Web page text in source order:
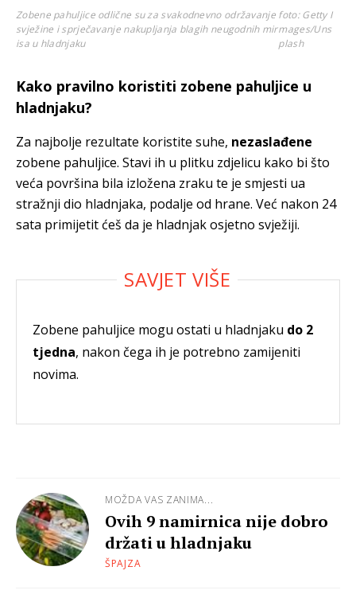
Zobene pahuljice odlične su za svakodnevno održavanje
svježine i sprječavanje nakupljanja blagih neugodnih mir
isa u hladnjaku
foto: Getty I
mages/Uns
plash
Kako pravilno koristiti zobene pahuljice u
hladnjaku?
Za najbolje rezultate koristite suhe, nezaslađene
zobene pahuljice. Stavi ih u plitku zdjelicu kako bi što
veća površina bila izložena zraku te je smjesti ua
stražnji dio hladnjaka, podalje od hrane. Već nakon 24
sata primijetit ćeš da je hladnjak osjetno svježiji.
Zobene pahuljice mogu ostati u hladnjaku do 2
tjedna, nakon čega ih je potrebno zamijeniti
novima.
MOŽDA VAS ZANIMA...
Ovih 9 namirnica nije dobro
držati u hladnjaku
ŠPAJZA